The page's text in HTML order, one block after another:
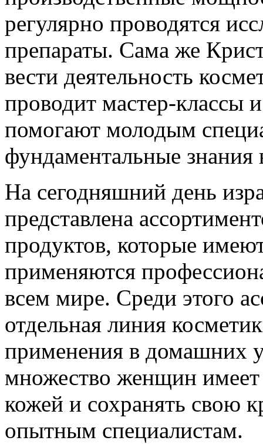
регулярно проводятся
препараты. Сама же
вести деятельность
проводит мастер-классы
помогают молодым
фундаментальные знания
На сегодняшний день
представлена
продуктов, которые
применяются
всем мире. Среди этого
отдельная линия
применения в домашних
множество женщин имеет
кожей и сохранять свою
опытным специалистам.